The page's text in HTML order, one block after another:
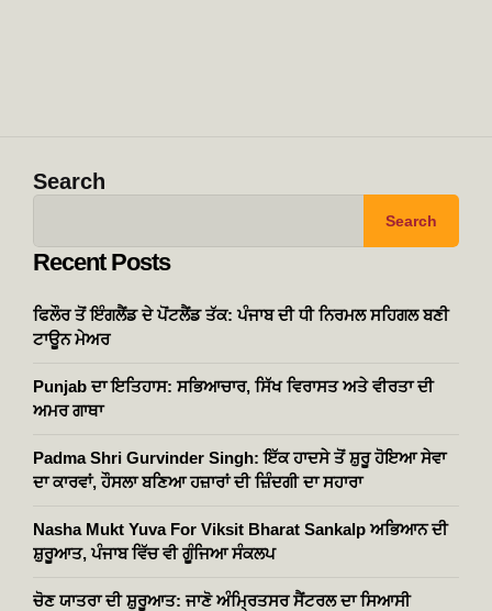
Search
Search
Recent Posts
ਫਿਲੌਰ ਤੋਂ ਇੰਗਲੈਂਡ ਦੇ ਪੋਂਟਲੈਂਡ ਤੱਕ: ਪੰਜਾਬ ਦੀ ਧੀ ਨਿਰਮਲ ਸਹਿਗਲ ਬਣੀ
ਟਾਊਨ ਮੇਅਰ
Punjab ਦਾ ਇਤਿਹਾਸ: ਸਭਿਆਚਾਰ, ਸਿੱਖ ਵਿਰਾਸਤ ਅਤੇ ਵੀਰਤਾ ਦੀ
ਅਮਰ ਗਾਥਾ
Padma Shri Gurvinder Singh: ਇੱਕ ਹਾਦਸੇ ਤੋਂ ਸ਼ੁਰੂ ਹੋਇਆ ਸੇਵਾ
ਦਾ ਕਾਰਵਾਂ, ਹੌਸਲਾ ਬਣਿਆ ਹਜ਼ਾਰਾਂ ਦੀ ਜ਼ਿੰਦਗੀ ਦਾ ਸਹਾਰਾ
Nasha Mukt Yuva For Viksit Bharat Sankalp ਅਭਿਆਨ ਦੀ
ਸ਼ੁਰੂਆਤ, ਪੰਜਾਬ ਵਿੱਚ ਵੀ ਗੂੰਜਿਆ ਸੰਕਲਪ
ਚੋਣ ਯਾਤਰਾ ਦੀ ਸ਼ੁਰੂਆਤ: ਜਾਣੋ ਅੰਮ੍ਰਿਤਸਰ ਸੈਂਟਰਲ ਦਾ ਸਿਆਸੀ